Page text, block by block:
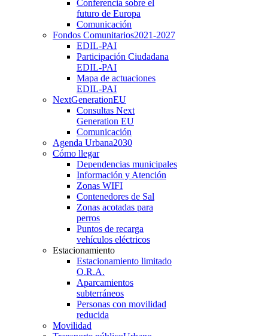
Conferencia sobre el
futuro de Europa
Comunicación
Fondos Comunitarios2021-2027
EDIL-PAI
Participación Ciudadana
EDIL-PAI
Mapa de actuaciones
EDIL-PAI
NextGenerationEU
Consultas Next
Generation EU
Comunicación
Agenda Urbana2030
Cómo llegar
Dependencias municipales
Información y Atención
Zonas WIFI
Contenedores de Sal
Zonas acotadas para
perros
Puntos de recarga
vehículos eléctricos
Estacionamiento
Estacionamiento limitado
O.R.A.
Aparcamientos
subterráneos
Personas con movilidad
reducida
Movilidad